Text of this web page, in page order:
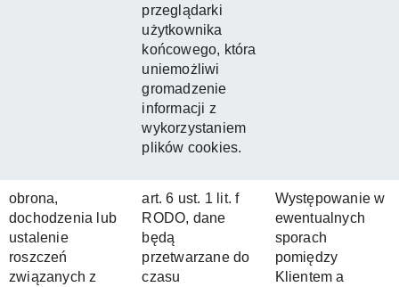
przeglądarki
użytkownika
końcowego, która
uniemożliwi
gromadzenie
informacji z
wykorzystaniem
plików cookies.
obrona,
dochodzenia lub
ustalenie
roszczeń
związanych z
art. 6 ust. 1 lit. f
RODO, dane
będą
przetwarzane do
czasu
Występowanie w
ewentualnych
sporach
pomiędzy
Klientem a